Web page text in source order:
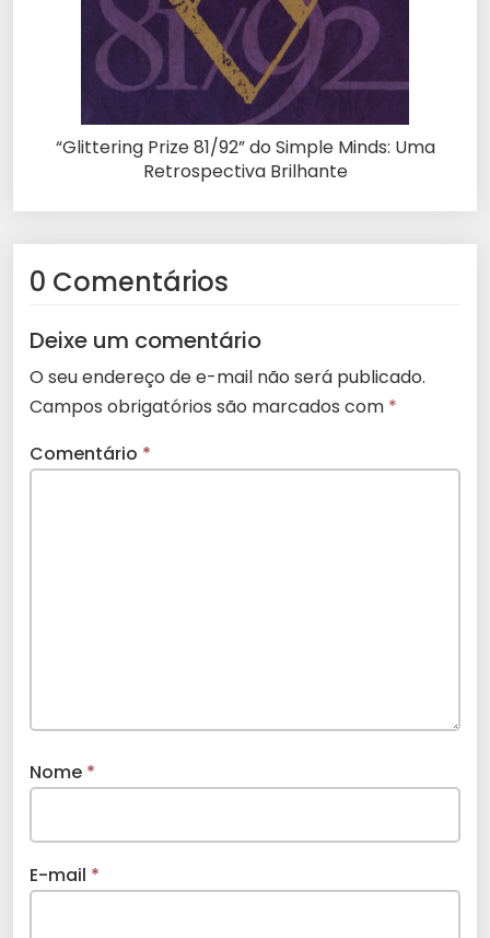
“Glittering Prize 81/92” do Simple Minds: Uma
Retrospectiva Brilhante
0 Comentários
Deixe um comentário
O seu endereço de e-mail não será publicado.
Campos obrigatórios são marcados com *
Comentário *
Nome *
E-mail *